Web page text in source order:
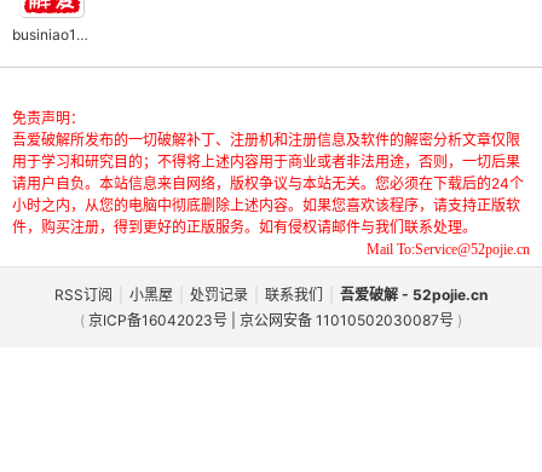
破
businiao10000
免责声明：
吾爱破解所发布的一切破解补丁、注册机和注册信息及软件的解密分析文章仅限
用于学习和研究目的；不得将上述内容用于商业或者非法用途，否则，一切后果
请用户自负。本站信息来自网络，版权争议与本站无关。您必须在下载后的24个
小时之内，从您的电脑中彻底删除上述内容。如果您喜欢该程序，请支持正版软
件，购买注册，得到更好的正版服务。如有侵权请邮件与我们联系处理。
Mail To:Service@52pojie.cn
RSS订阅 小黑屋 处罚记录 联系我们
吾爱破解 - 52pojie.cn
( 京ICP备16042023号 | 京公网安备 11010502030087号 )